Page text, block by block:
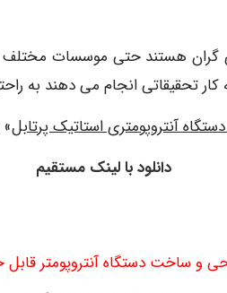
گران هستند حتی موسسات مختلف
تحقیقاتی انجام می دهند به
آنتروپومتری استاتیک پرتابل
دانلود با لینک مستقیم
و ساخت دستگاه آنتروپومتر